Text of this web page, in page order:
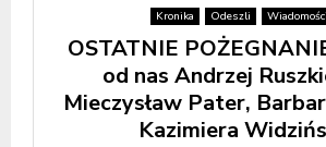
Kronika Odeszli Wiadomości
OSTATNIE
od nas Andrzej
Mieczysław Pater,
Kazimiera